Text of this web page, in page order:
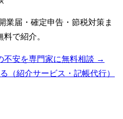
業届・確定申告・節税対策ま
で紹介。
不安を専門家に無料相談 →
（紹介サービス・記帳代行）